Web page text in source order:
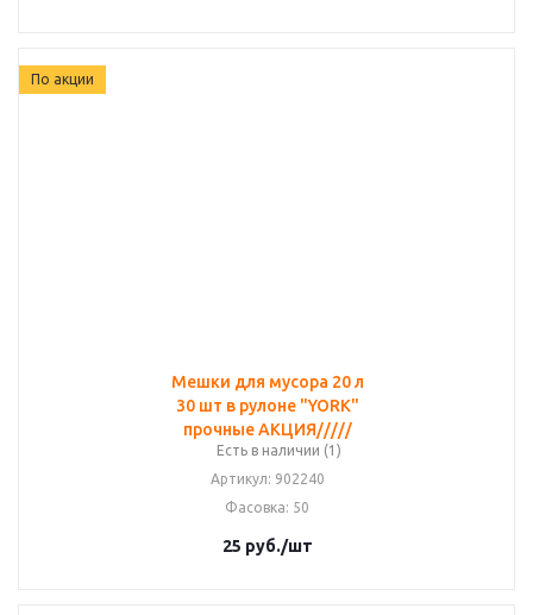
По акции
Мешки для мусора 20 л
30 шт в рулоне "YORK"
прочные АКЦИЯ/////
Есть в наличии (1)
Артикул: 902240
Фасовка: 50
25 руб./шт